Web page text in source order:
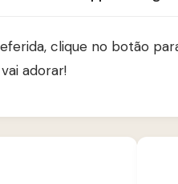
clique no botão
adorar!